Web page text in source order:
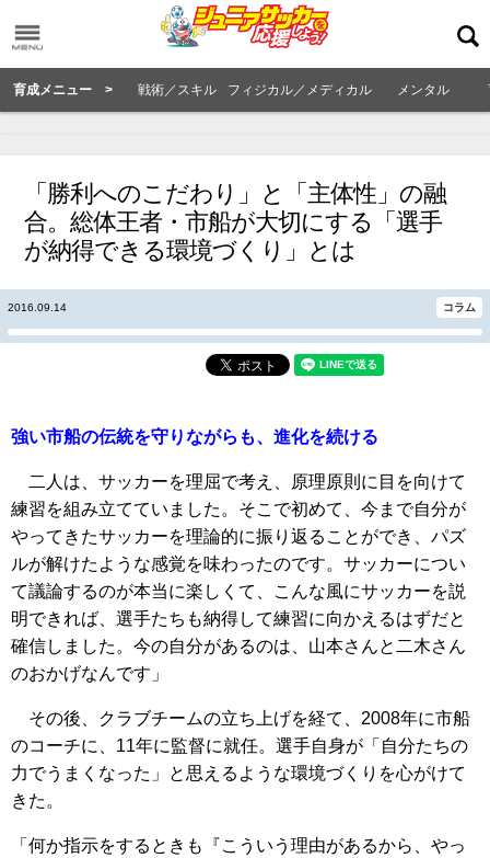
育成メニュー > 戦術／スキル フィジカル／メディカル メンタル
「勝利へのこだわり」と「主体性」の融
合。総体王者・市船が大切にする「選手
が納得できる環境づくり」とは
2016.09.14 コラム
強い市船の伝統を守りながらも、進化を続ける
二人は、サッカーを理屈で考え、原理原則に目を向けて
練習を組み立てていました。そこで初めて、今まで自分が
やってきたサッカーを理論的に振り返ることができ、パズ
ルが解けたような感覚を味わったのです。サッカーについ
て議論するのが本当に楽しくて、こんな風にサッカーを説
明できれば、選手たちも納得して練習に向かえるはずだと
確信しました。今の自分があるのは、山本さんと二木さん
のおかげなんです」
その後、クラブチームの立ち上げを経て、2008年に市船
のコーチに、11年に監督に就任。選手自身が「自分たちの
力でうまくなった」と思えるような環境づくりを心がけて
きた。
「何か指示をするときも『こういう理由があるから、やっ